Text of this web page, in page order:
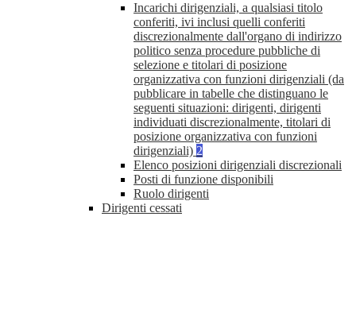
Incarichi dirigenziali, a qualsiasi titolo
conferiti, ivi inclusi quelli conferiti
discrezionalmente dall'organo di indirizzo
politico senza procedure pubbliche di
selezione e titolari di posizione
organizzativa con funzioni dirigenziali (da
pubblicare in tabelle che distinguano le
seguenti situazioni: dirigenti, dirigenti
individuati discrezionalmente, titolari di
posizione organizzativa con funzioni
dirigenziali) 2
Elenco posizioni dirigenziali discrezionali
Posti di funzione disponibili
Ruolo dirigenti
Dirigenti cessati